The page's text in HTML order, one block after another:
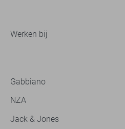
Werken bij
Gabbiano
NZA
Jack & Jones